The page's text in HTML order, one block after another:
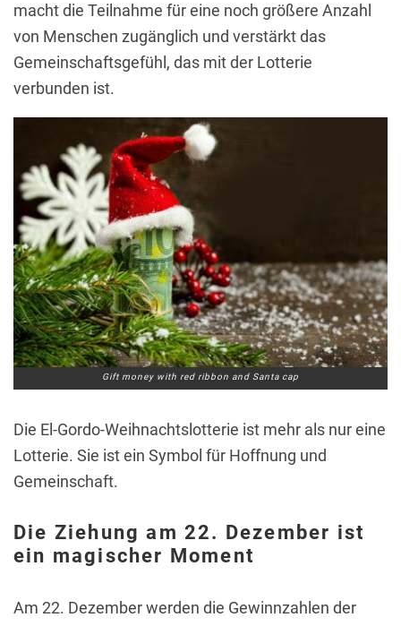
macht die Teilnahme für eine noch größere Anzahl
von Menschen zugänglich und verstärkt das
Gemeinschaftsgefühl, das mit der Lotterie
verbunden ist.
Gift money with red ribbon and Santa cap
Die El-Gordo-Weihnachtslotterie ist mehr als nur eine
Lotterie. Sie ist ein Symbol für Hoffnung und
Gemeinschaft.
Die Ziehung am 22. Dezember ist
ein magischer Moment
Am 22. Dezember werden die Gewinnzahlen der